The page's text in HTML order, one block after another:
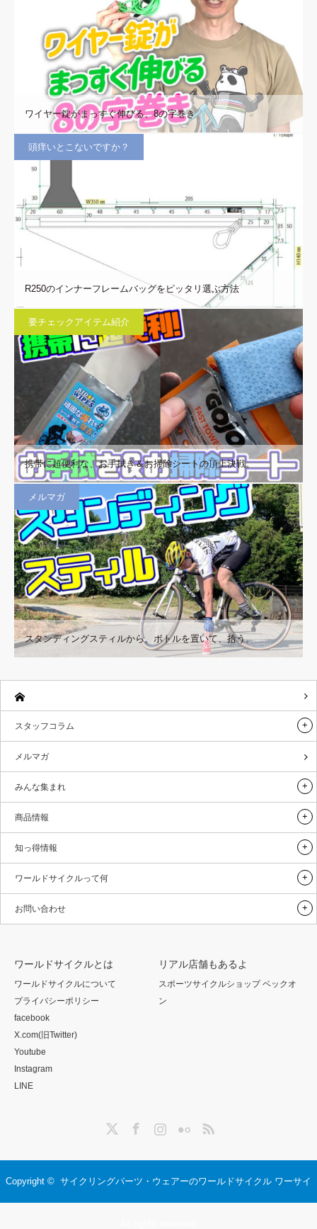
ワイヤー錠がまっすぐ伸びる、8の字巻き
頭痒いとこないですか？
R250のインナーフレームバッグをピッタリ選ぶ方法
要チェックアイテム紹介
携帯に超便利な、お手拭き＆お掃除シートの頂上決戦。
メルマガ
スタンディングスティルから、ボトルを置いて、拾う。
スタッフコラム
メルマガ
みんな集まれ
商品情報
知っ得情報
ワールドサイクルって何
お問い合わせ
ワールドサイクルとは
ワールドサイクルについて
プライバシーポリシー
facebook
X.com(旧Twitter)
Youtube
Instagram
LINE
リアル店舗もあるよ
スポーツサイクルショップ ベックオ
ン
InstagramFlickr RSS
Copyright © サイクリングパーツ・ウェアーのワールドサイクル ワーサイ